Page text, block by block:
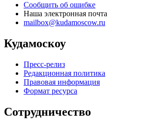
Сообщить об ошибке
Наша электронная почта
mailbox@kudamoscow.ru
Кудамоскоу
Пресс-релиз
Редакционная политика
Правовая информация
Формат ресурса
Сотрудничество